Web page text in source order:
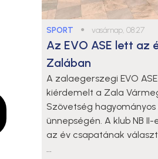
SPORT ● vasárnap, 08:27
Az EVO ASE lett az
Zalában
A zalaegerszegi EVO
kiérdemelt a Zala
Szövetség
ünnepségén. A klub NB
az év csapatának
...